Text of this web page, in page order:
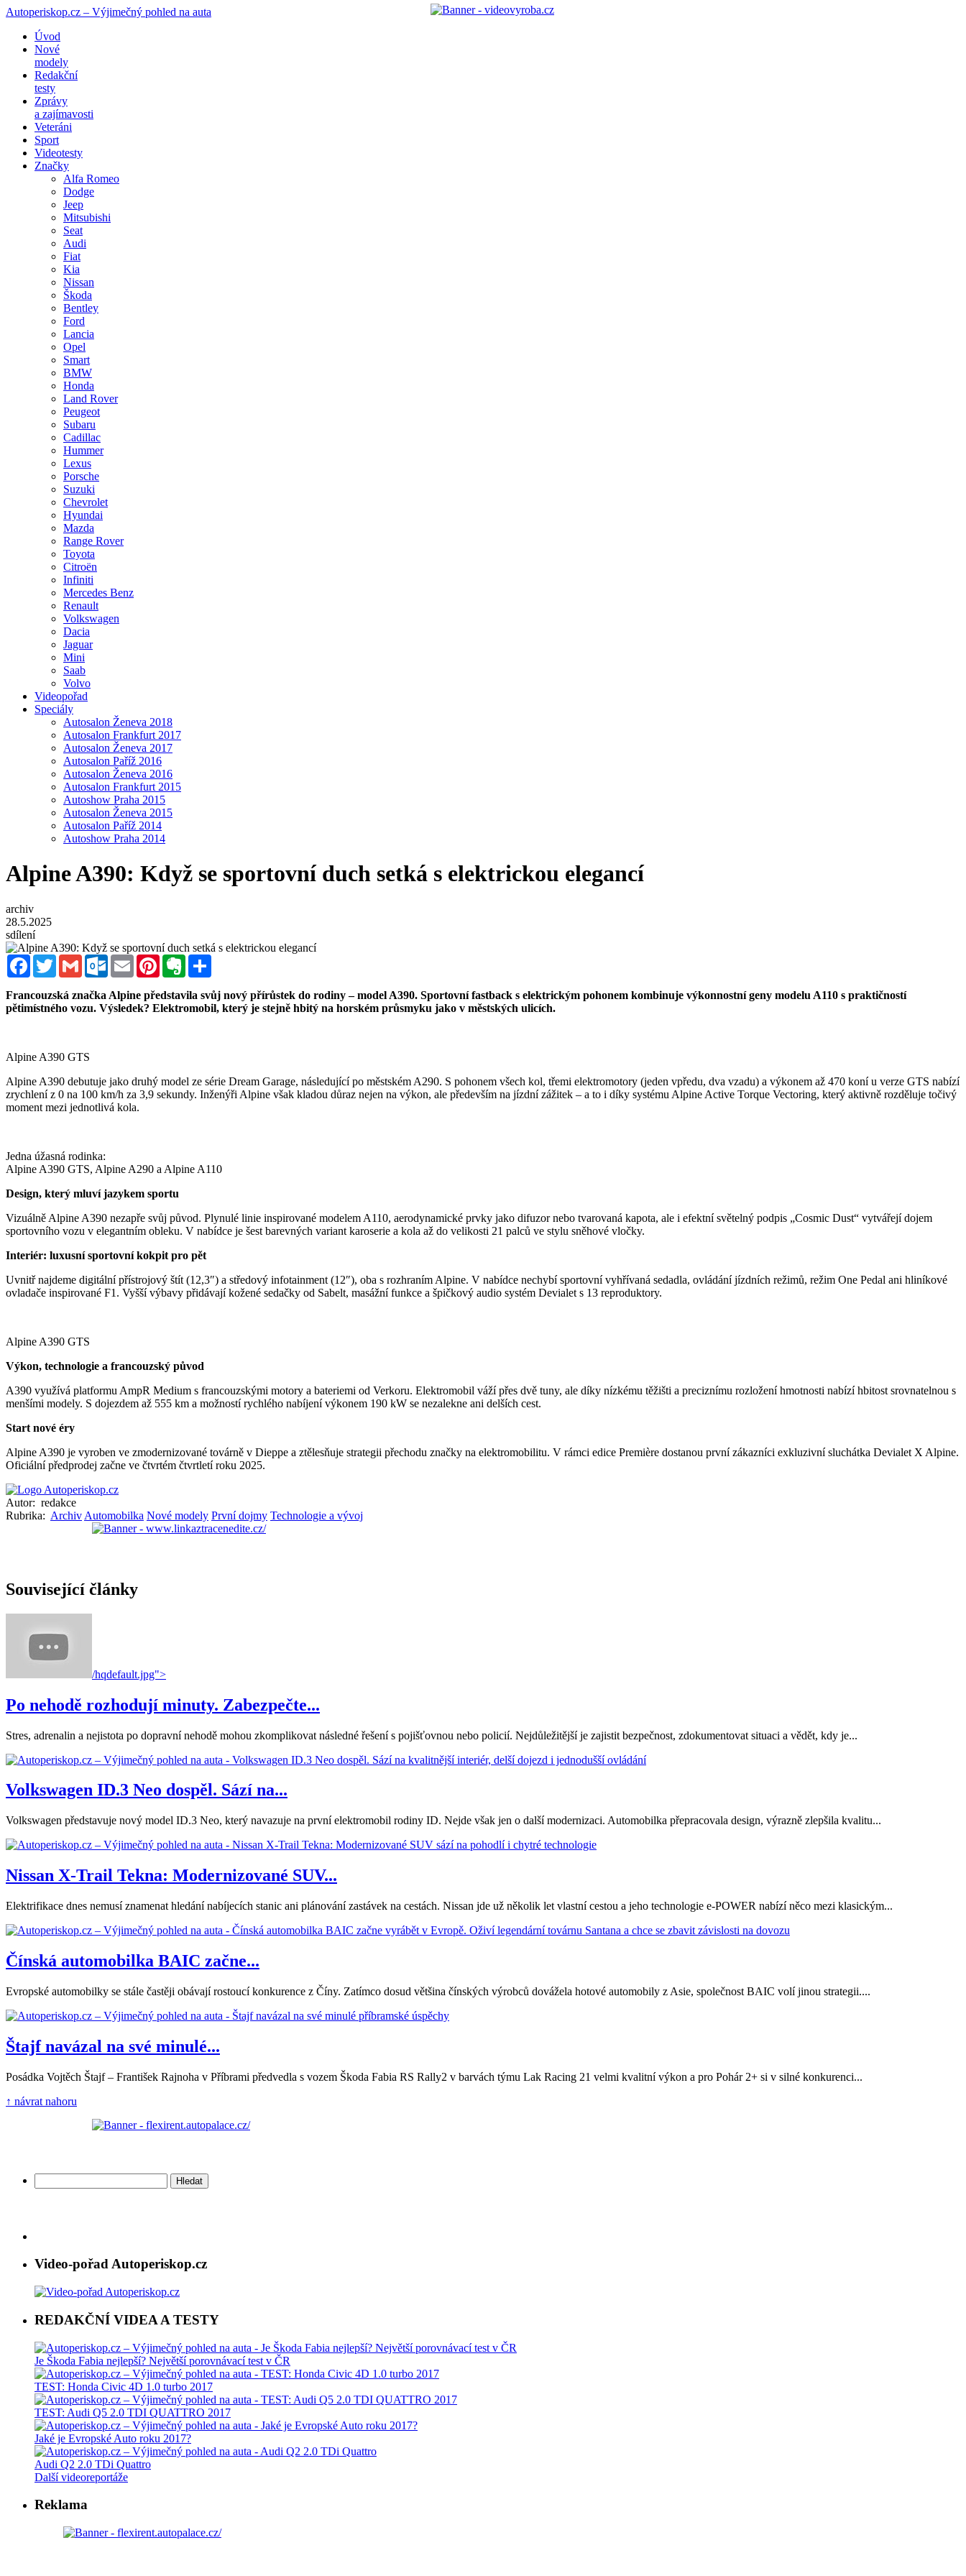
Autoperiskop.cz – Výjimečný pohled na auta
Přejít
obsahu
webu
Úvod
Nové
modely
Redakční
testy
Zprávy
a zajímavosti
Veteráni
Sport
Videotesty
Značky
Alfa Romeo
Dodge
Jeep
Mitsubishi
Seat
Audi
Fiat
Kia
Nissan
Škoda
Bentley
Ford
Lancia
Opel
Smart
BMW
Honda
Land Rover
Peugeot
Subaru
Cadillac
Hummer
Lexus
Porsche
Suzuki
Chevrolet
Hyundai
Mazda
Range Rover
Toyota
Citroën
Infiniti
Mercedes Benz
Renault
Volkswagen
Dacia
Jaguar
Mini
Saab
Volvo
Videopořad
Speciály
Autosalon Ženeva 2018
Autosalon Frankfurt 2017
Autosalon Ženeva 2017
Autosalon Paříž 2016
Autosalon Ženeva 2016
Autosalon Frankfurt 2015
Autoshow Praha 2015
Autosalon Ženeva 2015
Autosalon Paříž 2014
Autoshow Praha 2014
Alpine A390: Když se sportovní duch setká s elektrickou elegancí
archiv
28.5.2025
sdílení
FacebookTwitterGmail Outlook.com
Email PinterestEvernote
Francouzská značka Alpine představila svůj nový přírůstek do rodiny – model A390. Sportovní fastback s elektrickým pohonem kombinuje výkonnostní geny modelu A110 s praktičností
pětimístného vozu. Výsledek? Elektromobil, který je stejně hbitý na horském průsmyku jako v městských ulicích.
Alpine A390 GTS
Alpine A390 debutuje jako druhý model ze série Dream Garage, následující po městském A290. S pohonem všech kol, třemi elektromotory (jeden vpředu, dva vzadu) a výkonem až 470 koní u verze GTS nabízí
zrychlení z 0 na 100 km/h za 3,9 sekundy. Inženýři Alpine však kladou důraz nejen na výkon, ale především na jízdní zážitek – a to i díky systému Alpine Active Torque Vectoring, který aktivně rozděluje točivý
moment mezi jednotlivá kola.
Jedna úžasná rodinka:
Alpine A390 GTS, Alpine A290 a Alpine A110
Design, který mluví jazykem sportu
Vizuálně Alpine A390 nezapře svůj původ. Plynulé linie inspirované modelem A110, aerodynamické prvky jako difuzor nebo tvarovaná kapota, ale i efektní světelný podpis „Cosmic Dust“ vytvářejí dojem
sportovního vozu v elegantním obleku. V nabídce je šest barevných variant karoserie a kola až do velikosti 21 palců ve stylu sněhové vločky.
Interiér: luxusní sportovní kokpit pro pět
Uvnitř najdeme digitální přístrojový štít (12,3″) a středový infotainment (12″), oba s rozhraním Alpine. V nabídce nechybí sportovní vyhřívaná sedadla, ovládání jízdních režimů, režim One Pedal ani hliníkové
ovladače inspirované F1. Vyšší výbavy přidávají kožené sedačky od Sabelt, masážní funkce a špičkový audio systém Devialet s 13 reproduktory.
Alpine A390 GTS
Výkon, technologie a francouzský původ
A390 využívá platformu AmpR Medium s francouzskými motory a bateriemi od Verkoru. Elektromobil váží přes dvě tuny, ale díky nízkému těžišti a preciznímu rozložení hmotnosti nabízí hbitost srovnatelnou s
menšími modely. S dojezdem až 555 km a možností rychlého nabíjení výkonem 190 kW se nezalekne ani delších cest.
Start nové éry
Alpine A390 je vyroben ve zmodernizované továrně v Dieppe a ztělesňuje strategii přechodu značky na elektromobilitu. V rámci edice Première dostanou první zákazníci exkluzivní sluchátka Devialet X Alpine.
Oficiální předprodej začne ve čtvrtém čtvrtletí roku 2025.
Autor: redakce
Rubrika: Archiv Automobilka Nové modely První dojmy Technologie a vývoj
Související články
/hqdefault.jpg">
Po nehodě rozhodují minuty. Zabezpečte...
Stres, adrenalin a nejistota po dopravní nehodě mohou zkomplikovat následné řešení s pojišťovnou nebo policií. Nejdůležitější je zajistit bezpečnost, zdokumentovat situaci a vědět, kdy je...
Volkswagen ID.3 Neo dospěl. Sází na...
Volkswagen představuje nový model ID.3 Neo, který navazuje na první elektromobil rodiny ID. Nejde však jen o další modernizaci. Automobilka přepracovala design, výrazně zlepšila kvalitu...
Nissan X-Trail Tekna: Modernizované SUV...
Elektrifikace dnes nemusí znamenat hledání nabíjecích stanic ani plánování zastávek na cestách. Nissan jde už několik let vlastní cestou a jeho technologie e-POWER nabízí něco mezi klasickým...
Čínská automobilka BAIC začne...
Evropské automobilky se stále častěji obávají rostoucí konkurence z Číny. Zatímco dosud většina čínských výrobců dovážela hotové automobily z Asie, společnost BAIC volí jinou strategii....
Štajf navázal na své minulé...
Posádka Vojtěch Štajf – František Rajnoha v Příbrami předvedla s vozem Škoda Fabia RS Rally2 v barvách týmu Lak Racing 21 velmi kvalitní výkon a pro Pohár 2+ si v silné konkurenci...
↑ návrat nahoru
Video-pořad Autoperiskop.cz
REDAKČNÍ VIDEA A TESTY
Je Škoda Fabia nejlepší? Největší porovnávací test v ČR
TEST: Honda Civic 4D 1.0 turbo 2017
TEST: Audi Q5 2.0 TDI QUATTRO 2017
Jaké je Evropské Auto roku 2017?
Audi Q2 2.0 TDi Quattro
Další videoreportáže
Reklama